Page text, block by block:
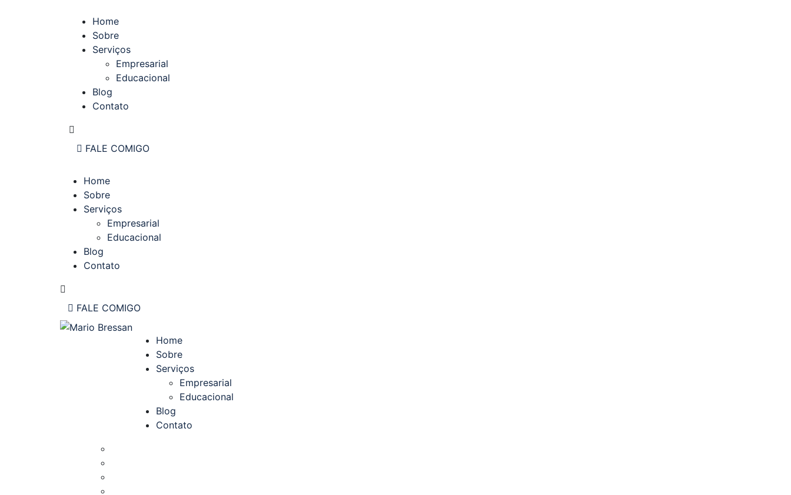
Home
Sobre
Serviços
Empresarial
Educacional
Blog
Contato
FALE COMIGO
Home
Sobre
Serviços
Empresarial
Educacional
Blog
Contato
FALE COMIGO
Home
Sobre
Serviços
Empresarial
Educacional
Blog
Contato